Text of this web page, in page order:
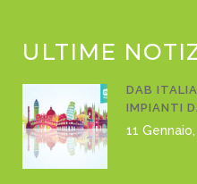
ULTIME
DAB
IMPIANTI
11